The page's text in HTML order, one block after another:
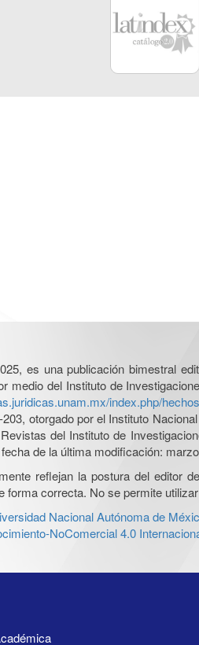
es una publicación bimestral
medio del Instituto de
index.php/
otorgado por el Instituto
del Instituto de
de la última modificación:
reflejan la postura del editor
correcta. No se permite
Nacional Autónoma de
NoComercial 4.0